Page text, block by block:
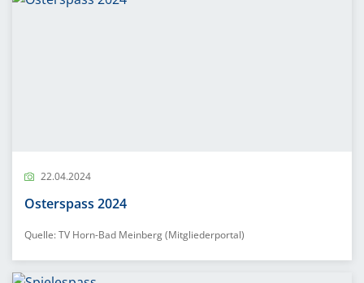
22.04.2024
Osterspass 2024
Quelle: TV Horn-Bad Meinberg (Mitgliederportal)